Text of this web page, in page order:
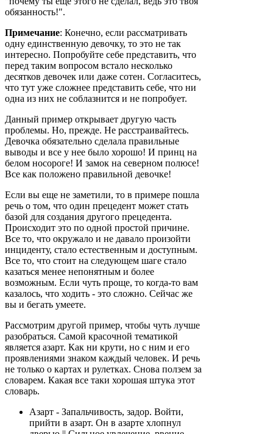
обязанность!".
Примечание: Конечно, если рассматривать
одну единственную девочку, то это не так
интересно. Попробуйте себе представить, что
перед таким вопросом встало несколько
десятков девочек или даже сотен. Согласитесь,
что тут уже сложнее представить себе, что ни
одна из них не соблазнится и не попробует.
Данный пример открывает другую часть
проблемы. Но, прежде. Не расстраивайтесь.
Девочка обязательно сделала правильные
выводы и все у нее было хорошо! И принц на
белом носороге! И замок на северном полюсе!
Все как положено правильной девочке!
Если вы еще не заметили, то в примере пошла
речь о том, что один прецедент может стать
базой для создания другого прецедента.
Происходит это по одной простой причине.
Все то, что окружало и не давало произойти
инциденту, стало естественным и доступным.
Все то, что стоит на следующем шаге стало
казаться менее непонятным и более
возможным. Если чуть проще, то когда-то вам
казалось, что ходить - это сложно. Сейчас же
вы и бегать умеете.
Рассмотрим другой пример, чтобы чуть лучше
разобраться. Самой красочной тематикой
является азарт. Как ни крути, но с ним и его
проявлениями знаком каждый человек. И речь
не только о картах и рулетках. Снова ползем за
словарем. Какая все таки хорошая штука этот
словарь.
Азарт - Запальчивость, задор. Войти,
прийти в азарт. Он в азарте хлопнул